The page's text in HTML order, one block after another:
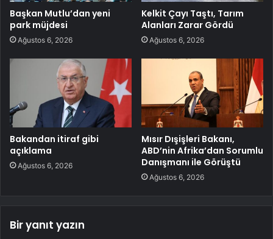
Başkan Mutlu’dan yeni
park müjdesi
Ağustos 6, 2026
Kelkit Çayı Taştı, Tarım
Alanları Zarar Gördü
Ağustos 6, 2026
Bakandan itiraf gibi
açıklama
Ağustos 6, 2026
Mısır Dışişleri Bakanı,
ABD’nin Afrika’dan Sorumlu
Danışmanı ile Görüştü
Ağustos 6, 2026
Bir yanıt yazın